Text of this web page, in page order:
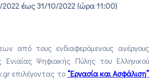
έως 31/10/2022 (ώρα 11:00)
από τους ενδιαφερόμενους ανέργους
Ψηφιακής Πύλης του Ελληνικού
επιλέγοντας το “Εργασία και Ασφάλιση”